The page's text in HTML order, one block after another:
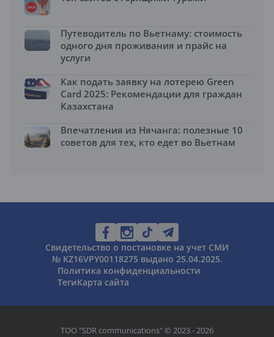
Путеводитель по Вьетнаму: стоимость
одного дня проживания и прайс на
услуги
Как подать заявку на лотерею Green
Card 2025: Рекомендации для граждан
Казахстана
Впечатления из Нячанга: полезные 10
советов для тех, кто едет во Вьетнам
Свидетельство о постановке на учет СМИ
№ KZ16VPY00118275 выдано 25.04.2025.
Политика конфиденциальности
ТегиКарта сайта
ТОО "SDR communications" © 2023 - 2026